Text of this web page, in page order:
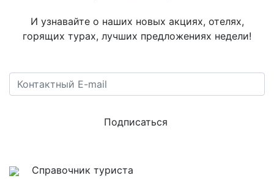
И узнавайте о наших новых акциях, отелях,
горящих турах, лучших предложениях недели!
Подписаться
Справочник туриста